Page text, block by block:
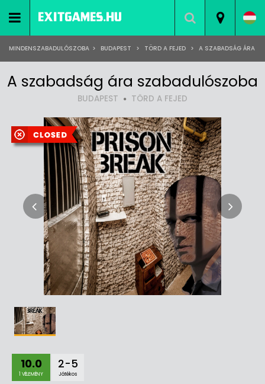
MINDENSZABADULÓSZOBA > BUDAPEST > TÖRD A FEJED > A SZABADSÁG ÁRA
A szabadság ára szabadulószoba
BUDAPEST TÖRD A FEJED
10.0
1 VÉLEMÉNY
2-5
Játékos